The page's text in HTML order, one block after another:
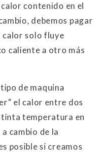
contenido en el
debemos pagar
calor solo fluye
caliente a otro más
de maquina
el calor entre dos
temperatura en
cambio de la
posible si creamos